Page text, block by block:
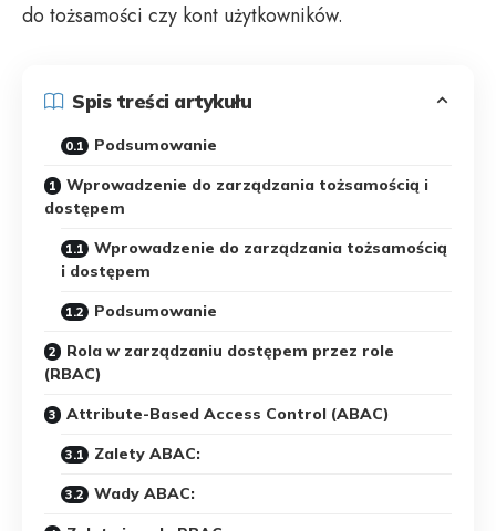
do tożsamości czy kont użytkowników.
Spis treści artykułu
Podsumowanie
Wprowadzenie do zarządzania tożsamością i
dostępem
Wprowadzenie do zarządzania tożsamością
i dostępem
Podsumowanie
Rola w zarządzaniu dostępem przez role
(RBAC)
Attribute-Based Access Control (ABAC)
Zalety ABAC:
Wady ABAC: